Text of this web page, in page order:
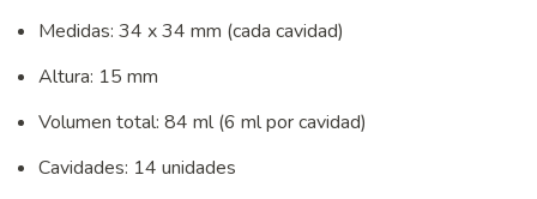
Medidas: 34 x 34 mm (cada cavidad)
Altura: 15 mm
Volumen total: 84 ml (6 ml por cavidad)
Cavidades: 14 unidades